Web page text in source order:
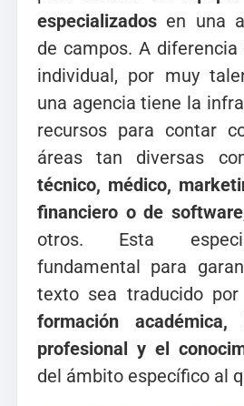
especializados en una
de campos. A diferencia
individual, por muy
una agencia tiene la
recursos para contar
áreas tan diversas
técnico, médico,
financiero o de software
otros. Esta
fundamental para
texto sea traducido
formación académica,
profesional y el
del ámbito específico al